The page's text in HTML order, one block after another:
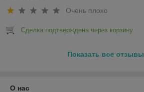
Очень плохо
Сделка подтверждена через корзину
Показать все отзывы
О нас